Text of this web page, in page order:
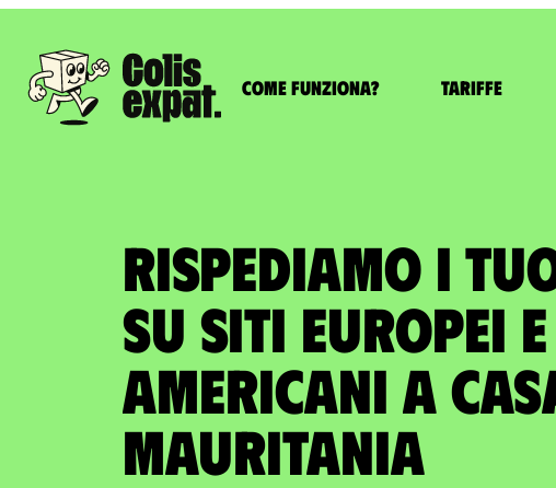
Come funziona? Tariffe
RISPEDIAMO I
SU SITI EUROPEI E
AMERICANI A
Mauritania